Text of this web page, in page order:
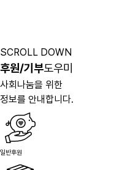
SCROLL DOWN
후원/기부도우미
사회나눔을 위한
정보를 안내합니다.
일반후원